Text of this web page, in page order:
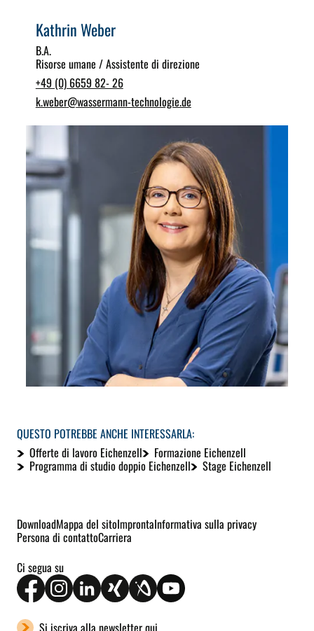
Kathrin Weber
B.A.
Risorse umane / Assistente di direzione
+49 (0) 6659 82- 26
k.weber@wassermann-technologie.de
QUESTO POTREBBE ANCHE INTERESSARLA:
Offerte di lavoro Eichenzell
Formazione Eichenzell
Programma di studio doppio Eichenzell Stage Eichenzell
DownloadMappa del sitoImprontaInformativa sulla privacy
Persona di contattoCarriera
Ci segua su